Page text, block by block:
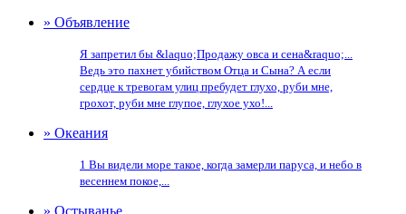
» Объявление
Я запретил бы &laquo;Продажу овса и сена&raquo;...
Ведь это пахнет убийством Отца и Сына? А если
сердце к тревогам улиц пребудет глухо, руби мне,
грохот, руби мне глупое, глухое ухо!...
» Океания
1 Вы видели море такое, когда замерли паруса, и небо в
весеннем покое,...
» Остыванье